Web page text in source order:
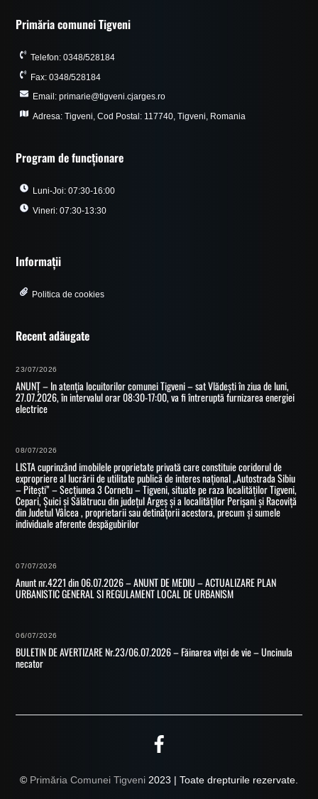
Primăria comunei Tigveni
Telefon: 0348/528184
Fax: 0348/528184
Email: primarie@tigveni.cjarges.ro
Adresa: Tigveni, Cod Postal: 117740, Tigveni, Romania
Program de funcționare
Luni-Joi: 07:30-16:00
Vineri: 07:30-13:30
Informații
Politica de cookies
Recent adăugate
23/07/2026
ANUNȚ – In atenția locuitorilor comunei Tigveni – sat Vlădești în ziua de luni,
27.07.2026, în intervalul orar 08:30-17:00, va fi întreruptă furnizarea energiei
electrice
08/07/2026
LISTA cuprinzând imobilele proprietate privată care constituie coridorul de
expropriere al lucrării de utilitate publică de interes național „Autostrada Sibiu
– Pitești” – Secțiunea 3 Cornetu – Tigveni, situate pe raza localităților Tigveni,
Cepari, Șuici și Sălătrucu din județul Argeș și a localităților Perișani și Racoviță
din Judetul Vâlcea , proprietarii sau detinățorii acestora, precum și sumele
individuale aferente despăgubirilor
07/07/2026
Anunt nr.4221 din 06.07.2026 – ANUNT DE MEDIU – ACTUALIZARE PLAN
URBANISTIC GENERAL SI REGULAMENT LOCAL DE URBANISM
06/07/2026
BULETIN DE AVERTIZARE Nr.23/06.07.2026 – Făinarea viței de vie – Uncinula
necator
© Primăria Comunei Tigveni 2023 | Toate drepturile rezervate.